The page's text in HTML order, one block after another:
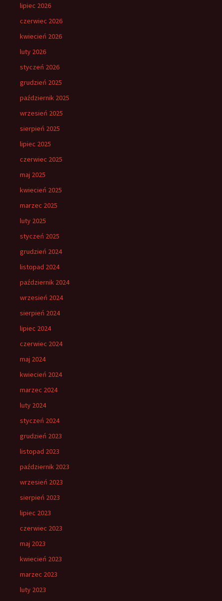
lipiec 2026
czerwiec 2026
kwiecień 2026
luty 2026
styczeń 2026
grudzień 2025
październik 2025
wrzesień 2025
sierpień 2025
lipiec 2025
czerwiec 2025
maj 2025
kwiecień 2025
marzec 2025
luty 2025
styczeń 2025
grudzień 2024
listopad 2024
październik 2024
wrzesień 2024
sierpień 2024
lipiec 2024
czerwiec 2024
maj 2024
kwiecień 2024
marzec 2024
luty 2024
styczeń 2024
grudzień 2023
listopad 2023
październik 2023
wrzesień 2023
sierpień 2023
lipiec 2023
czerwiec 2023
maj 2023
kwiecień 2023
marzec 2023
luty 2023